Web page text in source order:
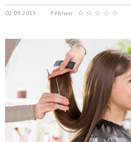
02.09.2015 Рейтинг